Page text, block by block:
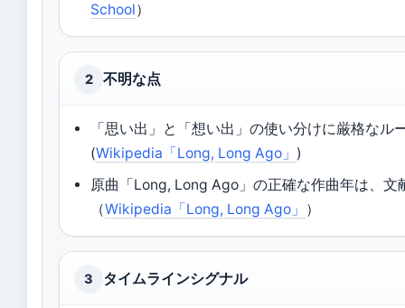
School）
2 不明な点
「思い出」と「想い出」の使い分けに厳格な
(Wikipedia「Long, Long Ago」 )
原曲「Long, Long Ago」の正確な作曲年は、
（Wikipedia「Long, Long Ago」 ）
3 タイムラインシグナル